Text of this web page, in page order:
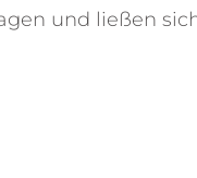
und ließen